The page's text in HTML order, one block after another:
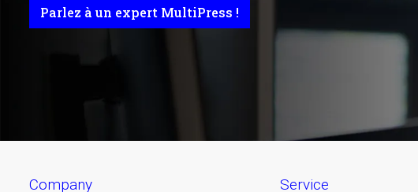
Parlez à un expert MultiPress !
company service